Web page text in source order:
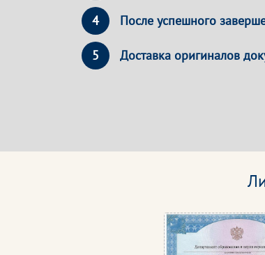
4 После успешного
5 Доставка оригиналов